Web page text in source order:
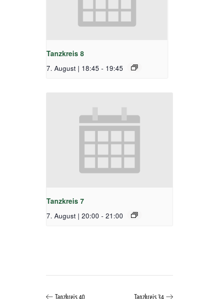
Tanzkreis 8
7. August | 18:45 - 19:45
Tanzkreis 7
7. August | 20:00 - 21:00
Tanzkreis 40 Tanzkreis 34